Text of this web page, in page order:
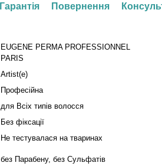
Гарантія Повернення
EUGENE PERMA PROFESSIONNEL
PARIS
Artist(e)
Професійна
для Всіх типів волосся
Без фіксації
Не тестувалася на тваринах
без Парабену, без Сульфатів